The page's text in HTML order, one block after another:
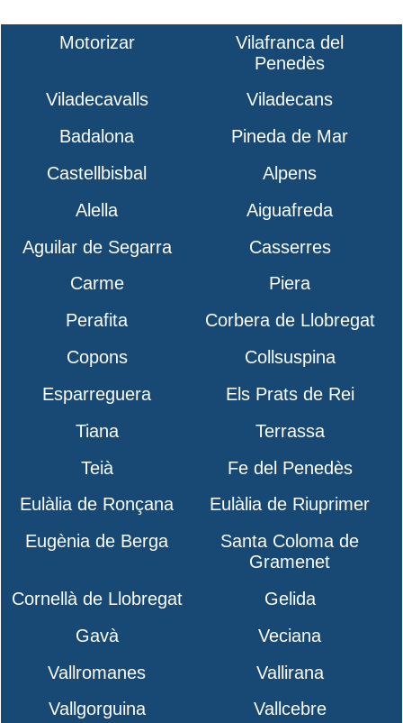
Motorizar
Vilafranca del
Penedès
Viladecavalls
Viladecans
Badalona
Pineda de Mar
Castellbisbal
Alpens
Alella
Aiguafreda
Aguilar de Segarra
Casserres
Carme
Piera
Perafita
Corbera de Llobregat
Copons
Collsuspina
Esparreguera
Els Prats de Rei
Tiana
Terrassa
Teià
Fe del Penedès
Eulàlia de Ronçana
Eulàlia de Riuprimer
Eugènia de Berga
Santa Coloma de
Gramenet
Cornellà de Llobregat
Gelida
Gavà
Veciana
Vallromanes
Vallirana
Vallgorguina
Vallcebre